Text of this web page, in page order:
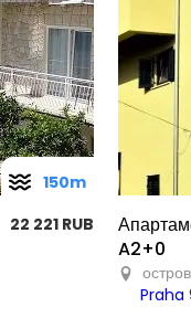
22 221 RUB
150m
A2+0
Praha